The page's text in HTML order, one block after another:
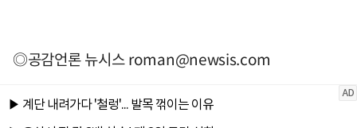
◎공감언론 뉴시스roman@newsis.com